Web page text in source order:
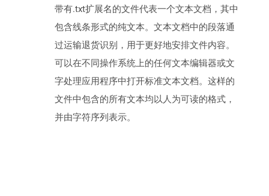
带有.txt扩展名的文件代表一个文本文档，其中
包含线条形式的纯文本。文本文档中的段落通
过运输退货识别，用于更好地安排文件内容。
可以在不同操作系统上的任何文本编辑器或文
字处理应用程序中打开标准文本文档。这样的
文件中包含的所有文本均以人为可读的格式，
并由字符序列表示。